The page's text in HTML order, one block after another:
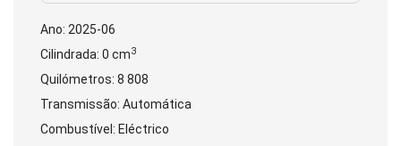
Ano: 2025-06
Cilindrada: 0 cm3
Quilómetros: 8 808
Transmissão: Automática
Combustível: Eléctrico